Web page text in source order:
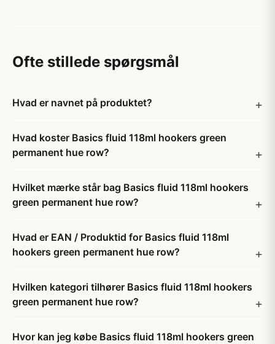
Ofte stillede spørgsmål
Hvad er navnet på produktet?
Hvad koster Basics fluid 118ml hookers green
permanent hue row?
Hvilket mærke står bag Basics fluid 118ml hookers
green permanent hue row?
Hvad er EAN / Produktid for Basics fluid 118ml
hookers green permanent hue row?
Hvilken kategori tilhører Basics fluid 118ml hookers
green permanent hue row?
Hvor kan jeg købe Basics fluid 118ml hookers green